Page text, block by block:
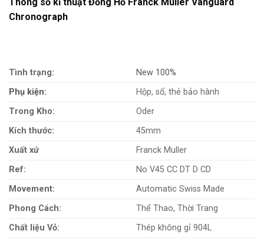
Chronograph
Tình trạng:
New 100%
Phụ kiện:
Hộp, sổ, thẻ bảo hành
Trong Kho:
Oder
Kích thước:
45mm
Xuất xứ
Franck Muller
Ref:
No V45 CC DT D CD
Movement:
Automatic Swiss Made
Phong Cách:
Thể Thao, Thời Trang
Chất liệu Vỏ:
Thép không gỉ 904L